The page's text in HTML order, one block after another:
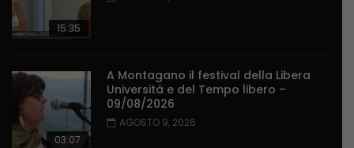
15:35
03:07
A Montagano il festival della Libera
Università e del Tempo libero –
09/08/2026
AGOSTO 9, 2026